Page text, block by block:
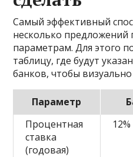
Самый эффективный
несколько
параметрам. Для этого
таблицу, где будут
банков, чтобы
Параметр
Процентная
ставка
(годовая)
12%